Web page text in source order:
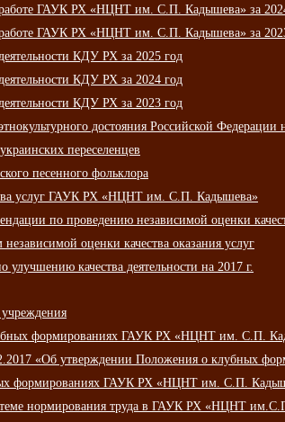
ГАУК РХ «НЦНТ им. С.П. Кадышева» за
ГАУК РХ «НЦНТ им. С.П. Кадышева» за
КДУ РХ за 2025 год
КДУ РХ за 2024 год
КДУ РХ за 2023 год
достояния Российской
переселенцев
песенного фольклора
услуг ГАУК РХ «НЦНТ им. С.П. Кадышева»
по проведению независимой оценки
независимой оценки качества оказания услуг
улучшению качества деятельности на 2017 г.
формированиях ГАУК РХ «НЦНТ им. С.П.
«Об утверждении Положения о клубных
формированиях ГАУК РХ «НЦНТ им. С.П.
нормирования труда в ГАУК РХ «НЦНТ